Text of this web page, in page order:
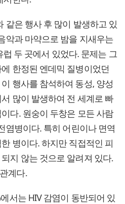
같은 행사 후 많이 발생하고 있
악과 마약으로 밤을 지새우는
두 곳에서 있었다. 문제는 그
한정된 엔데믹 질병이었던
행사를 참석하여 동성, 양성
많이 발생하여 전 세계로 빠
다. 원숭이 두창은 모든 사람
염병이다. 특히 어린이나 면역
병이다. 하지만 직접적인 피
지 않는 것으로 알려져 있다.
계다.
서는 HIV 감염이 동반되어 있